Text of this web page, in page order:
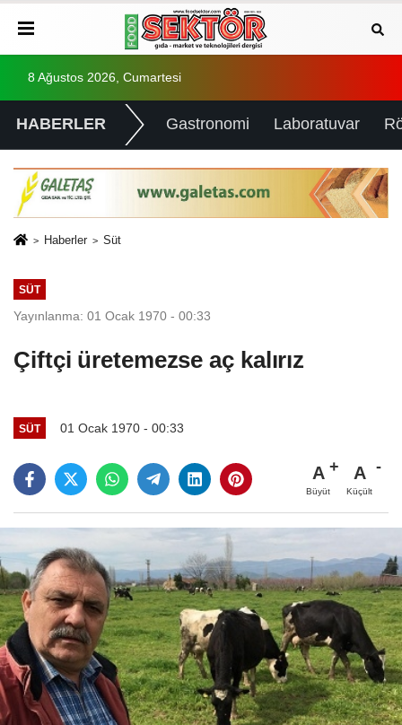
8 Ağustos 2026, Cumartesi
HABERLER Gastronomi Laboratuvar
Haberler Süt
SÜT
Yayınlanma: 01 Ocak 1970 - 00:33
Çiftçi üretemezse aç kalırız
SÜT 01 Ocak 1970 - 00:33
A
Büyüt
A
Küçült